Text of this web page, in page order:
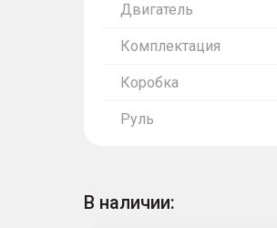
Двигатель
Комплектация
Коробка
Руль
В наличии: